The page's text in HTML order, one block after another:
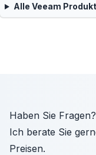
Alle Veeam
Haben Sie Fragen?
Ich berate Sie
Preisen.